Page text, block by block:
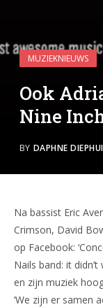
MUZIEKNIEUWS
Ook
Nine
BY DAPHNE
Na bassist Eric
Crimson, David
op Facebook:
Nails band: it
en zijn muziek
‘We zijn er samen